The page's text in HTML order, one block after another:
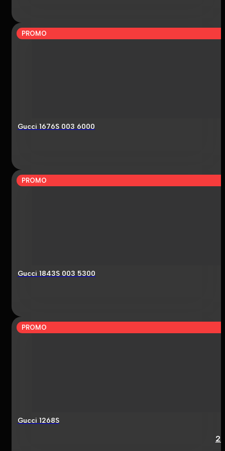
PROMO
Gucci 1676S 003 6000
PROMO
Gucci 1843S 003 5300
PROMO
Gucci 1268S